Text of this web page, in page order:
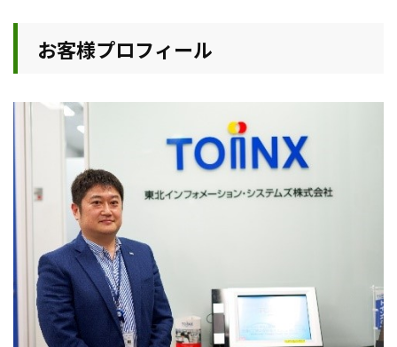
お客様プロフィール